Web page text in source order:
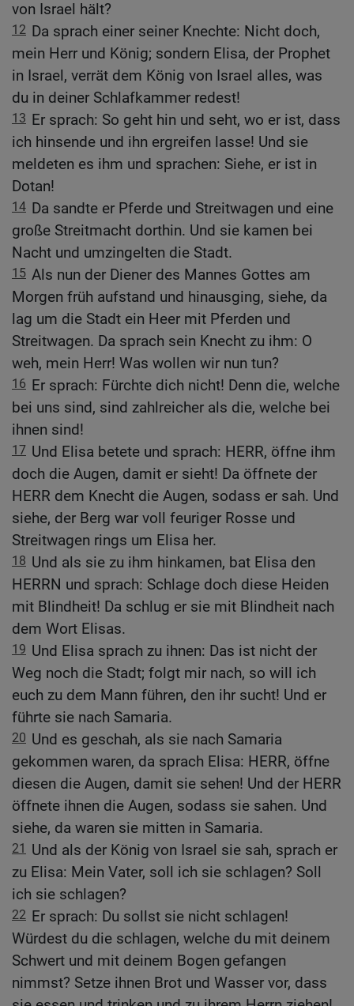
von Israel hält?
12 Da sprach einer seiner Knechte: Nicht doch,
mein Herr und König; sondern Elisa, der Prophet
in Israel, verrät dem König von Israel alles, was
du in deiner Schlafkammer redest!
13 Er sprach: So geht hin und seht, wo er ist, dass
ich hinsende und ihn ergreifen lasse! Und sie
meldeten es ihm und sprachen: Siehe, er ist in
Dotan!
14 Da sandte er Pferde und Streitwagen und eine
große Streitmacht dorthin. Und sie kamen bei
Nacht und umzingelten die Stadt.
15 Als nun der Diener des Mannes Gottes am
Morgen früh aufstand und hinausging, siehe, da
lag um die Stadt ein Heer mit Pferden und
Streitwagen. Da sprach sein Knecht zu ihm: O
weh, mein Herr! Was wollen wir nun tun?
16 Er sprach: Fürchte dich nicht! Denn die, welche
bei uns sind, sind zahlreicher als die, welche bei
ihnen sind!
17 Und Elisa betete und sprach: HERR, öffne ihm
doch die Augen, damit er sieht! Da öffnete der
HERR dem Knecht die Augen, sodass er sah. Und
siehe, der Berg war voll feuriger Rosse und
Streitwagen rings um Elisa her.
18 Und als sie zu ihm hinkamen, bat Elisa den
HERRN und sprach: Schlage doch diese Heiden
mit Blindheit! Da schlug er sie mit Blindheit nach
dem Wort Elisas.
19 Und Elisa sprach zu ihnen: Das ist nicht der
Weg noch die Stadt; folgt mir nach, so will ich
euch zu dem Mann führen, den ihr sucht! Und er
führte sie nach Samaria.
20 Und es geschah, als sie nach Samaria
gekommen waren, da sprach Elisa: HERR, öffne
diesen die Augen, damit sie sehen! Und der HERR
öffnete ihnen die Augen, sodass sie sahen. Und
siehe, da waren sie mitten in Samaria.
21
Und als der König von Israel sie sah, sprach er
zu Elisa: Mein Vater, soll ich sie schlagen? Soll
ich sie schlagen?
22 Er sprach: Du sollst sie nicht schlagen!
Würdest du die schlagen, welche du mit deinem
Schwert und mit deinem Bogen gefangen
nimmst? Setze ihnen Brot und Wasser vor, dass